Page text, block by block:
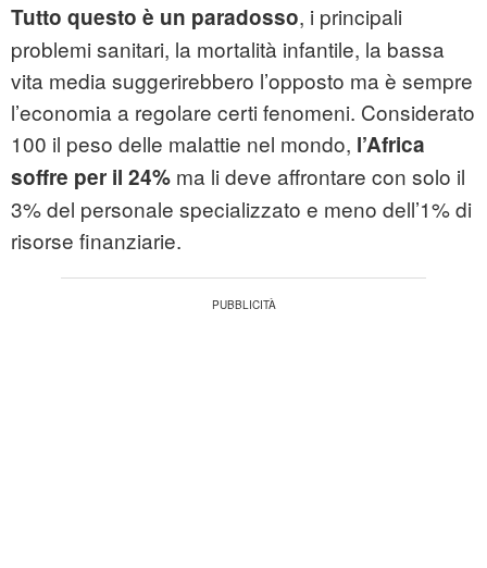
Tutto questo è un paradosso, i principali
problemi sanitari, la mortalità infantile, la bassa
vita media suggerirebbero l’opposto ma è sempre
l’economia a regolare certi fenomeni. Considerato
100 il peso delle malattie nel mondo, l’Africa
soffre per il 24% ma li deve affrontare con solo il
3% del personale specializzato e meno dell’1% di
risorse finanziarie.